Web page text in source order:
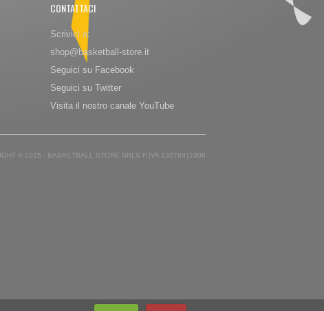
CONTATTACI
Scrivici a:
shop@basketball-store.it
Seguici su Facebook
Seguici su Twitter
Visita il nostro canale YouTube
© 2015 - BASKETBALL STORE SRLS P.IVA 13276911008